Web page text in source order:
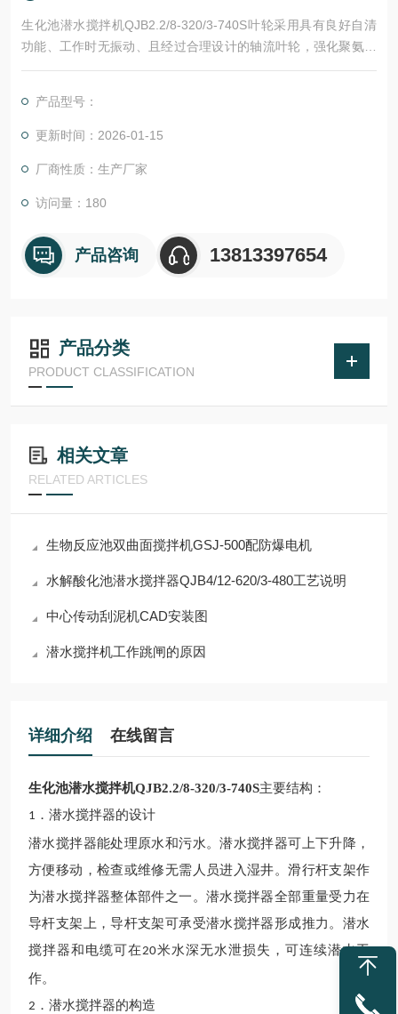
生化池潜水搅拌机QJB2.2/8-320/3-740S叶轮采用具有良好自清
功能、工作时无振动、且经过合理设计的轴流叶轮，强化聚氨脂
铸造桨叶，并经过动平衡试验。叶轮能高效地搅拌推动池底流体
平衡无堵塞后曵设计。叶轮和轴之间采用键连接固定在轴的端
部，并加以密封，叶轮和轴采用锁定装置以防叶轮和轴无论是正
产品型号：
更新时间：2026-01-15
厂商性质：生产厂家
访问量：180
产品咨询 13813397654
产品分类
PRODUCT CLASSIFICATION
相关文章
RELATED ARTICLES
生物反应池双曲面搅拌机GSJ-500配防爆电机
水解酸化池潜水搅拌器QJB4/12-620/3-480工艺说明
中心传动刮泥机CAD安装图
潜水搅拌机工作跳闸的原因
详细介绍 在线留言
生化池潜水搅拌机QJB2.2/8-320/3-740S主要结构：
1 ． 潜水搅拌器的设计
潜水搅拌器能处理原水和污水。潜水搅拌器可上下升降，
方便移动，检查或维修无需人员进入湿井。滑行杆支架作
为潜水搅拌器整体部件之一。 潜水搅拌器全部重量受力在
导杆支架上，导杆支架可承受潜水搅拌器形成推力。 潜水
搅拌器和电缆可在20米水深无水泄损失，可连续潜水工
作。
2 ． 潜水搅拌器的构造